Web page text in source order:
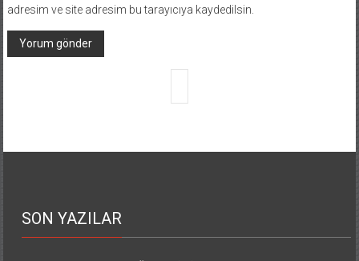
adresim ve site adresim bu tarayıcıya kaydedilsin.
SON YAZILAR